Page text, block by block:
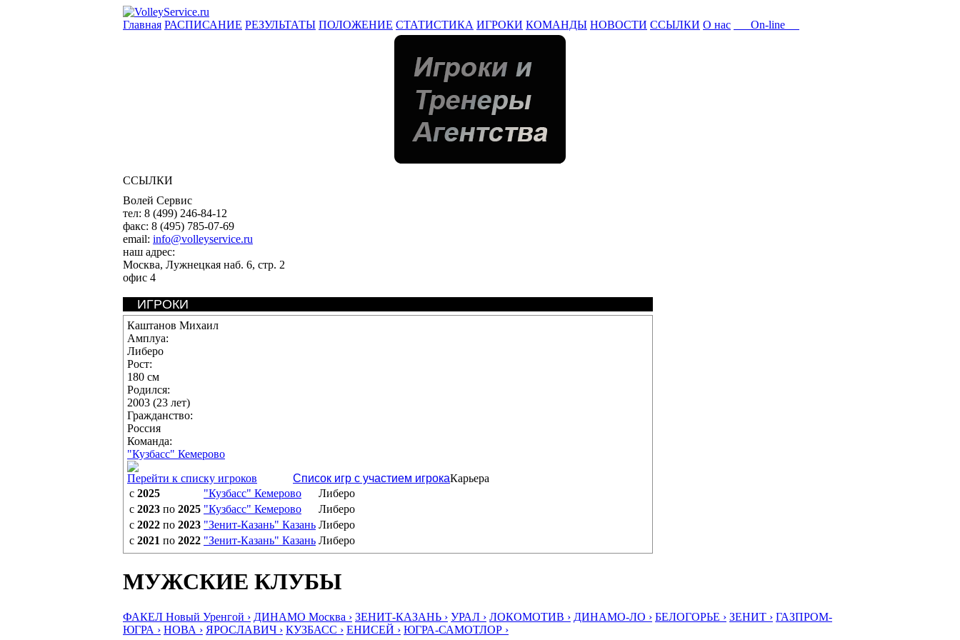
Главная РАСПИСАНИЕ РЕЗУЛЬТАТЫ ПОЛОЖЕНИЕ СТАТИСТИКА ИГРОКИ КОМАНДЫ НОВОСТИ ССЫЛКИ О нас On-line
ССЫЛКИ
Волей Сервис
тел: 8 (499) 246-84-12
факс: 8 (495) 785-07-69
email: info@volleyservice.ru
наш адрес:
Москва, Лужнецкая наб. 6, стр. 2
офис 4
ИГРОКИ
Каштанов Михаил
Амплуа:
Либеро
Рост:
180 см
Родился:
2003 (23 лет)
Гражданство:
Россия
Команда:
"Кузбасс" Кемерово
Перейти к списку игроков
Список игр с участием игрокаКарьера
с 2025 "Кузбасс" Кемерово
Либеро
с 2023 по 2025 "Кузбасс" Кемерово
Либеро
с 2022 по 2023 "Зенит-Казань" Казань Либеро
с 2021 по 2022 "Зенит-Казань" Казань Либеро
МУЖСКИЕ КЛУБЫ
ФАКЕЛ Новый Уренгой › ДИНАМО Москва › ЗЕНИТ-КАЗАНЬ › УРАЛ › ЛОКОМОТИВ › ДИНАМО-ЛО › БЕЛОГОРЬЕ › ЗЕНИТ › ГАЗПРОМ-
ЮГРА › НОВА › ЯРОСЛАВИЧ › КУЗБАСС › ЕНИСЕЙ › ЮГРА-САМОТЛОР ›